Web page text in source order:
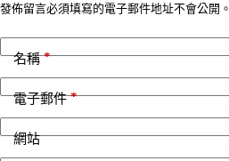
發佈留言必須填寫的電子郵件地址不會公開。
名稱*
電子郵件*
網站